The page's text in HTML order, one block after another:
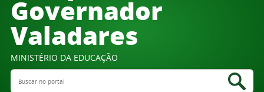
Governador
Valadares
MINISTÉRIO DA EDUCAÇÃO
Buscar no portal